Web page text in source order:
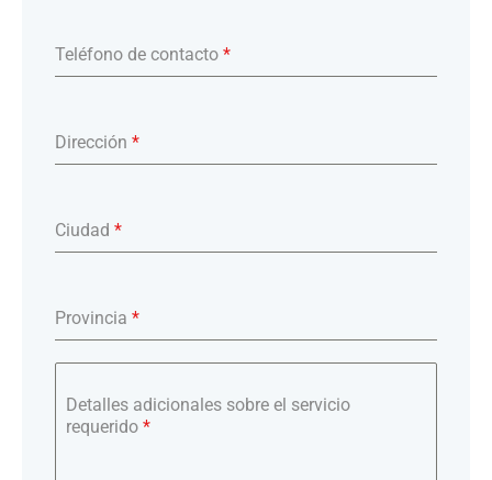
Teléfono de contacto *
Dirección *
Ciudad *
Provincia *
Detalles adicionales sobre el servicio
requerido *